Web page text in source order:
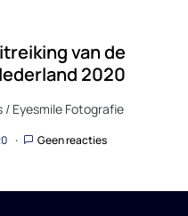
van de
2020
/ Eyesmile Fotografie
Geen reacties